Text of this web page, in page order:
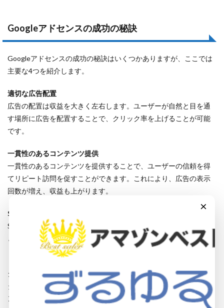
Googleアドセンスの成功の秘訣
Googleアドセンスの成功の秘訣はいくつかありますが、ここでは
主要な4つを紹介します。
適切な広告配置
広告の配置は収益を大きく左右します。ユーザーが自然と目を通
す場所に広告を配置することで、クリック率を上げることが可能
です。
一貫性のあるコンテンツ提供
一貫性のあるコンテンツを提供することで、ユーザーの信頼を得
てリピート訪問を促すことができます。これにより、広告の表示
回数が増え、収益も上がります。
SEO対策
SEO対策を行うことで、検索エンジンからの訪問者数を増やすこ
とができます。これにより、広告の表示回数が増え、収益も上が
ターゲットオーディエンスの理解
ターゲットオーディエンスを理解し、そのニーズに合ったコンテ
ンツを提供することで、ユーザーの滞在時間を延ばし、広告の表
×